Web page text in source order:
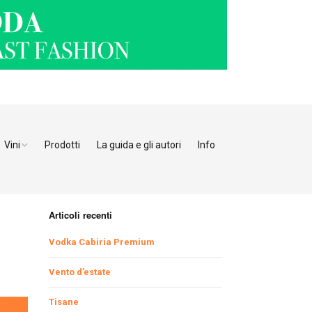
Ristoranti Verona
Ristoranti Vicenza
Ristoranti Padova
Ristoranti Pordenone
Ristoranti Udine
Vini Prodotti La guida e gli autori Info
Articoli recenti
Vodka Cabiria Premium
Vento d’estate
Tisane